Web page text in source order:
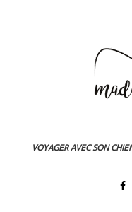
VOYAGER AVEC SON